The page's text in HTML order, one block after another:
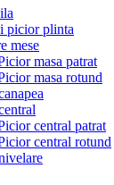
picior plinta
mese
masa patrat
masa rotund
central patrat
central rotund